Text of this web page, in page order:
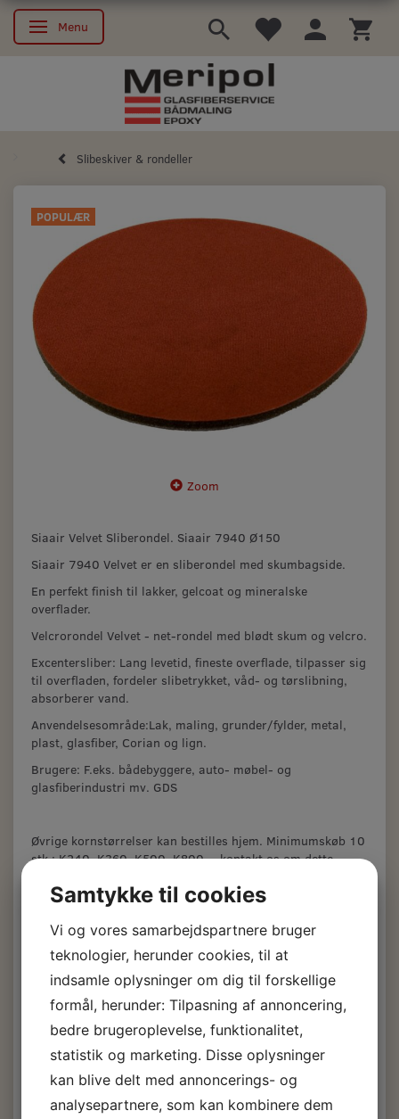
Skifte navigation
Menu
Slibeskiver & rondeller
POPULÆR
Zoom
Siaair Velvet Sliberondel. Siaair 7940 Ø150
Siaair 7940 Velvet er en sliberondel med skumbagside.
En perfekt finish til lakker, gelcoat og mineralske
overflader.
Velcrorondel Velvet - net-rondel med blødt skum og velcro.
Excentersliber: Lang levetid, fineste overflade, tilpasser sig
til overfladen, fordeler slibetrykket, våd- og tørslibning,
absorberer vand.
Anvendelsesområde:Lak, maling, grunder/fylder, metal,
plast, glasfiber, Corian og lign.
Brugere: F.eks. bådebyggere, auto- møbel- og
glasfiberindustri mv. GDS
Øvrige kornstørrelser kan bestilles hjem. Minimumskøb 10
stk.: K240, K360, K500, K800, - kontakt os om dette.
Siaair Velvet
Sliberondel. Ø150
41,00 DKK m/Moms
32,80 DKKu/Moms)
Samtykke til cookies
Vi og vores samarbejdspartnere bruger
teknologier, herunder cookies, til at
indsamle oplysninger om dig til forskellige
formål, herunder: Tilpasning af annoncering,
bedre brugeroplevelse, funktionalitet,
statistik og marketing. Disse oplysninger
kan blive delt med annoncerings- og
analysepartnere, som kan kombinere dem